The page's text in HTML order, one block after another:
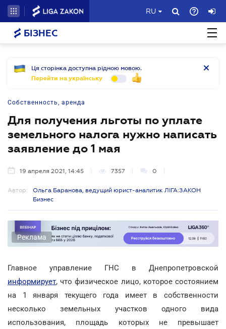
RU
БІЗНЕС
Ця сторінка доступна рідною мовою.
Перейти на українську
Собственность, аренда
Для получения льготы по уплате
земельного налога нужно написать
заявление до 1 мая
19 апреля 2021, 14:45 7357 0
Автор:
Ольга Баранова, ведущий юрист-аналитик ЛІГА:ЗАКОН
Бизнес
Реклама
Главное управление ГНС в Днепропетровской
информирует, что физическое лицо, которое состоянием
на 1 января текущего года имеет в собственности
несколько земельных участков одного вида
использования, площадь которых не превышает